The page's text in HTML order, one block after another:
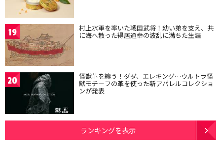
19 村上水軍を率いた戦国武将！幼い弟を支え、共
に海へ散った得居通幸の波乱に満ちた生涯
20 怪獣革を纏う！ダダ、エレキング…ウルトラ怪
獣モチーフの革を使った新アパレルコレクショ
ンが発表
ランキングを表示